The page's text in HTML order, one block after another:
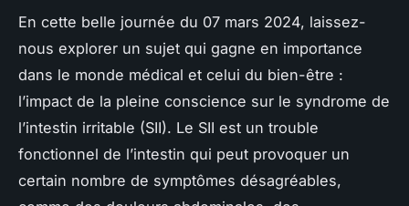
En cette belle journée du 07 mars 2024, laissez-
nous explorer un sujet qui gagne en importance
dans le monde médical et celui du bien-être :
l’impact de la pleine conscience sur le syndrome de
l’intestin irritable (SII). Le SII est un trouble
fonctionnel de l’intestin qui peut provoquer un
certain nombre de symptômes désagréables,